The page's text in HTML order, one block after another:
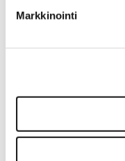
Markkinointi